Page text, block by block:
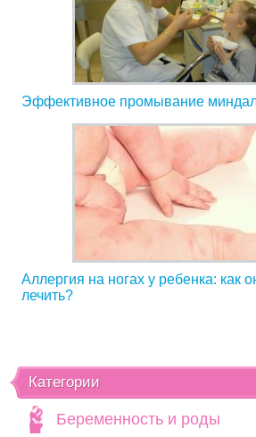
Эффективное промывание
Аллергия на ногах у ребенка: как
лечить?
Категории
Беременность и роды